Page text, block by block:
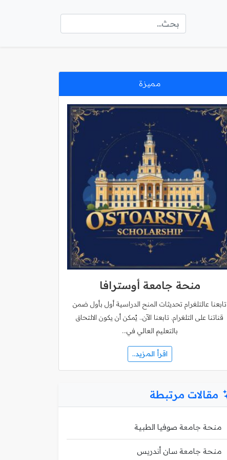
مميزة
منحة جامعة أوسترافا
تابعنا عالتلغرام تحديثات المنح الدراسية أول بأول ضمن
قناتنا على التلغرام. تابعنا الآن.. يُمكن أن يكون الالتحاق
بالتعليم العالي في…
اقرأ المزيد..
مقالات مرتبطة
منحة جامعة صوفيا الطبية
منحة جامعة سان أندريس